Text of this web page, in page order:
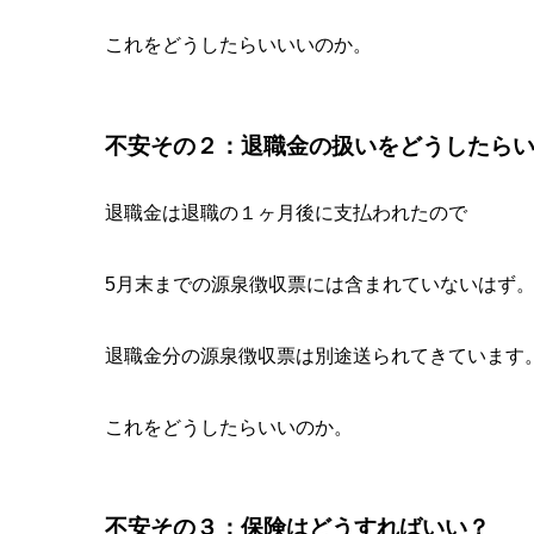
これをどうしたらいいいのか。
不安その２：退職金の扱いをどうしたら
退職金は退職の１ヶ月後に支払われたので
5月末までの源泉徴収票には含まれていないはず。
退職金分の源泉徴収票は別途送られてきています。
これをどうしたらいいのか。
不安その３：保険はどうすればいい？